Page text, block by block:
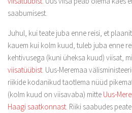
saabumisest.
Juhul, kui teate juba enne reisi, et
kauem kui kolm kuud, tuleb juba enne
kehtivusega (kuni üheksa kuud) viisat,
viisatüübist. Uus-Meremaa
riikide kodanikud taotlema nüüd
(kolm kuud on viisavaba) mitte Uus-
Haagi saatkonnast. Riiki saabudes